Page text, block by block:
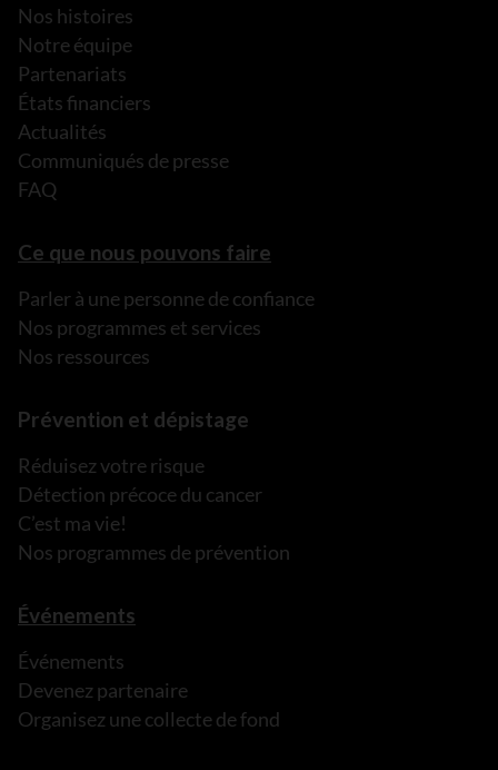
Nos histoires
Notre équipe
Partenariats
États financiers
Actualités
Communiqués de presse
FAQ
Ce que nous pouvons faire
Parler à une personne de confiance
Nos programmes et services
Nos ressources
Prévention et dépistage
Réduisez votre risque
Détection précoce du cancer
C’est ma vie!
Nos programmes de prévention
Événements
Événements
Devenez partenaire
Organisez une collecte de fond